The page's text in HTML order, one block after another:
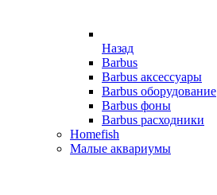
Назад
Barbus
Barbus аксессуары
Barbus оборудование
Barbus фоны
Barbus расходники
Homefish
Малые аквариумы